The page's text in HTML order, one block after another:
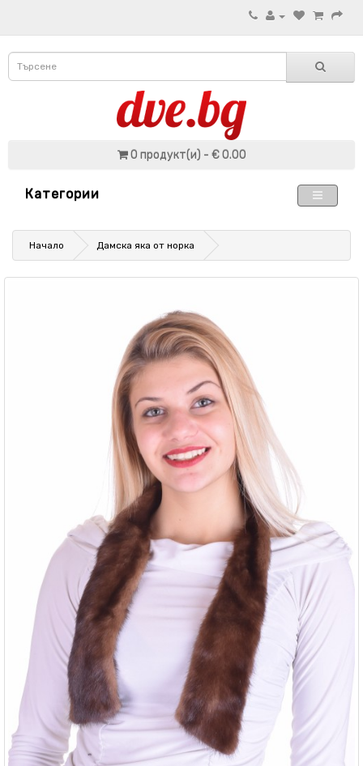
0 продукт(и) - € 0.00
Категории
Начало Дамска яка от норка